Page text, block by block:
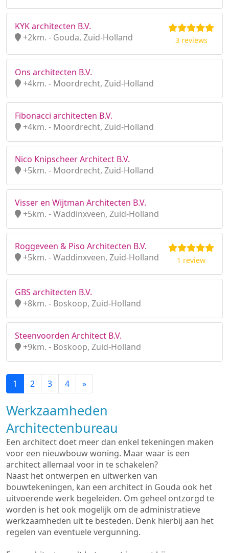
KYK architecten B.V.
+2km. - Gouda, Zuid-Holland
3 reviews
Ons architecten B.V.
+4km. - Moordrecht, Zuid-Holland
Fibonacci architecten B.V.
+4km. - Moordrecht, Zuid-Holland
Nico Knipscheer Architect B.V.
+5km. - Moordrecht, Zuid-Holland
Visser en Wijtman Architecten B.V.
+5km. - Waddinxveen, Zuid-Holland
Roggeveen & Piso Architecten B.V.
+5km. - Waddinxveen, Zuid-Holland
1 review
GBS architecten B.V.
+8km. - Boskoop, Zuid-Holland
Steenvoorden Architect B.V.
+9km. - Boskoop, Zuid-Holland
1 2 3 4 »
Werkzaamheden
Architectenbureau
Een architect doet meer dan enkel tekeningen maken
voor een nieuwbouw woning. Maar waar is een
architect allemaal voor in te schakelen?
Naast het ontwerpen en uitwerken van
bouwtekeningen, kan een architect in Gouda ook het
uitvoerende werk begeleiden. Om geheel ontzorgd te
worden is het ook mogelijk om de administratieve
werkzaamheden uit te besteden. Denk hierbij aan het
regelen van eventuele vergunning.